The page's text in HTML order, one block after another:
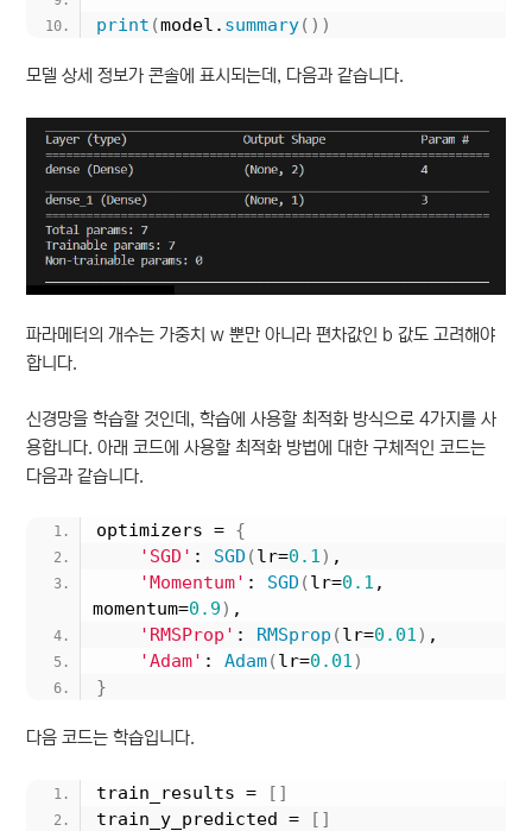
print (model. summary())
모델 상세 정보가 콘솔에 표시되는데, 다음과 같습니다.
파라메터의 개수는 가중치 w 뿐만 아니라 편차값인 b 값도 고려해야
합니다.
신경망을 학습할 것인데, 학습에 사용할 최적화 방식으로 4가지를 사
용합니다. 아래 코드에 사용할 최적화 방법에 대한 구체적인 코드는
다음과 같습니다.
optimizers = {
'SGD' : SGD (lr=0.1) ,
'Momentum' : SGD (lr=0.1 ,
momentum=0.9) ,
'RMSProp' : RMSprop (lr=0.01) ,
'Adam' : Adam(lr=0.01)
}
다음 코드는 학습입니다.
train_results =
[]
train_y_predicted =
[]